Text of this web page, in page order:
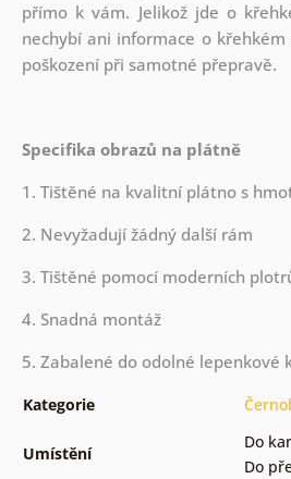
přímo k vám. Jelikož jde o
nechybí ani informace o křehkém
poškození při samotné přepravě.
Specifika obrazů na plátně
1. Tištěné na kvalitní plátno s
2. Nevyžadují žádný další rám
3. Tištěné pomocí moderních
4. Snadná montáž
5. Zabalené do odolné lepenkové
Kategorie
Umístění
Do
Do